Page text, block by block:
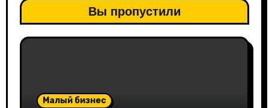
Вы пропустили
Малый бизнес